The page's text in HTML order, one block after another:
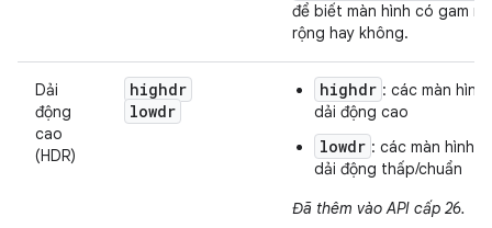
để biết màn hình có gam
rộng hay không.
Dải
động
cao
(HDR)
highdr
lowdr
highdr : các màn hình
dải động cao
lowdr : các màn hình
dải động thấp/chuẩn
Đã thêm vào API cấp 26.